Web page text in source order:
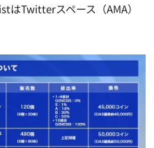
はTwitterスペース（AMA）